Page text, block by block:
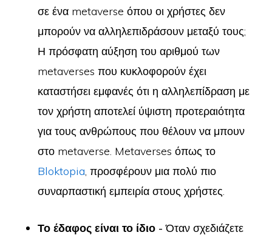
σε ένα metaverse όπου οι χρήστες δεν
μπορούν να αλληλεπιδράσουν μεταξύ τους;
Η πρόσφατη αύξηση του αριθμού των
metaverses που κυκλοφορούν έχει
καταστήσει εμφανές ότι η αλληλεπίδραση με
τον χρήστη αποτελεί ύψιστη προτεραιότητα
για τους ανθρώπους που θέλουν να μπουν
στο metaverse. Metaverses όπως το
Bloktopia, προσφέρουν μια πολύ πιο
συναρπαστική εμπειρία στους χρήστες.
Το έδαφος είναι το ίδιο -Όταν σχεδιάζετε